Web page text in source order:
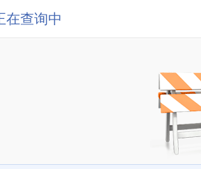
在查询中